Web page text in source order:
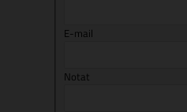
E-mail
Notat